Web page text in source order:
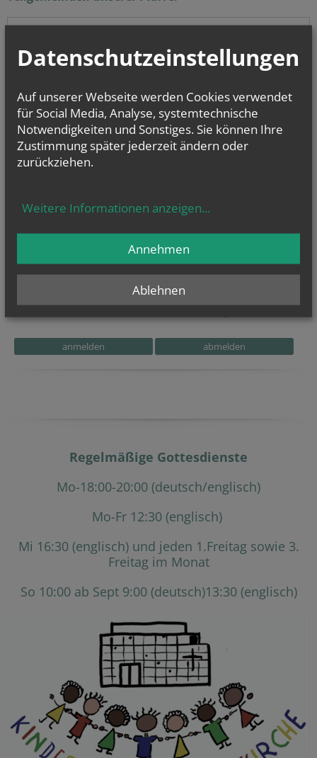
Maria Magdalena an der alten Donau
Gemeinde Kaisermühlen
Das Sankt
Anmeldung zum bei Bedarf erscheinenden Newsletter der Donaucity-
NEWSLETTER
Geben Sie bitte Ihre E-Mail Adresse ein
Datenverarbeitung
Regelmäßige Gottesdienste
Mo-18:00-20:00 (deutsch/englisch)
Mo-Fr 12:30 (englisch)
Mi 16:30 (englisch) und jeden 1.Freitag sowie 3.
Freitag im Monat
So 10:00 ab Sept 9:00 (deutsch)13:30 (englisch)
Datenschutzeinstellungen
Auf unserer Webseite werden Cookies verwendet
für Social Media, Analyse, systemtechnische
Notwendigkeiten und Sonstiges. Sie können Ihre
Zustimmung später jederzeit ändern oder
zurückziehen.
Weitere Informationen anzeigen...
Ablehnen
Annehmen